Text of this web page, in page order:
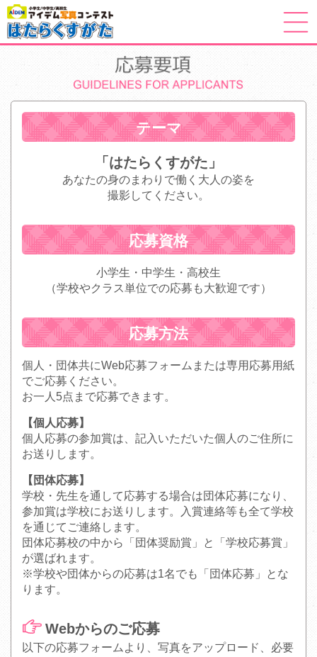
アイデム写真コンテストはたらくすがた
テーマ
「はたらくすがた」
あなたの身のまわりで働く大人の姿を
撮影してください。
応募資格
小学生・中学生・高校生
（学校やクラス単位での応募も大歓迎です）
応募方法
個人・団体共にWeb応募フォームまたは専用応募用紙
でご応募ください。
お一人5点まで応募できます。
【個人応募】
個人応募の参加賞は、記入いただいた個人のご住所に
お送りします。
【団体応募】
学校・先生を通して応募する場合は団体応募になり、
参加賞は学校にお送りします。入賞連絡等も全て学校
を通じてご連絡します。
団体応募校の中から「団体奨励賞」と「学校応募賞」
が選ばれます。
※学校や団体からの応募は1名でも「団体応募」とな
ります。
Webからのご応募
以下の応募フォームより、写真をアップロード、必要